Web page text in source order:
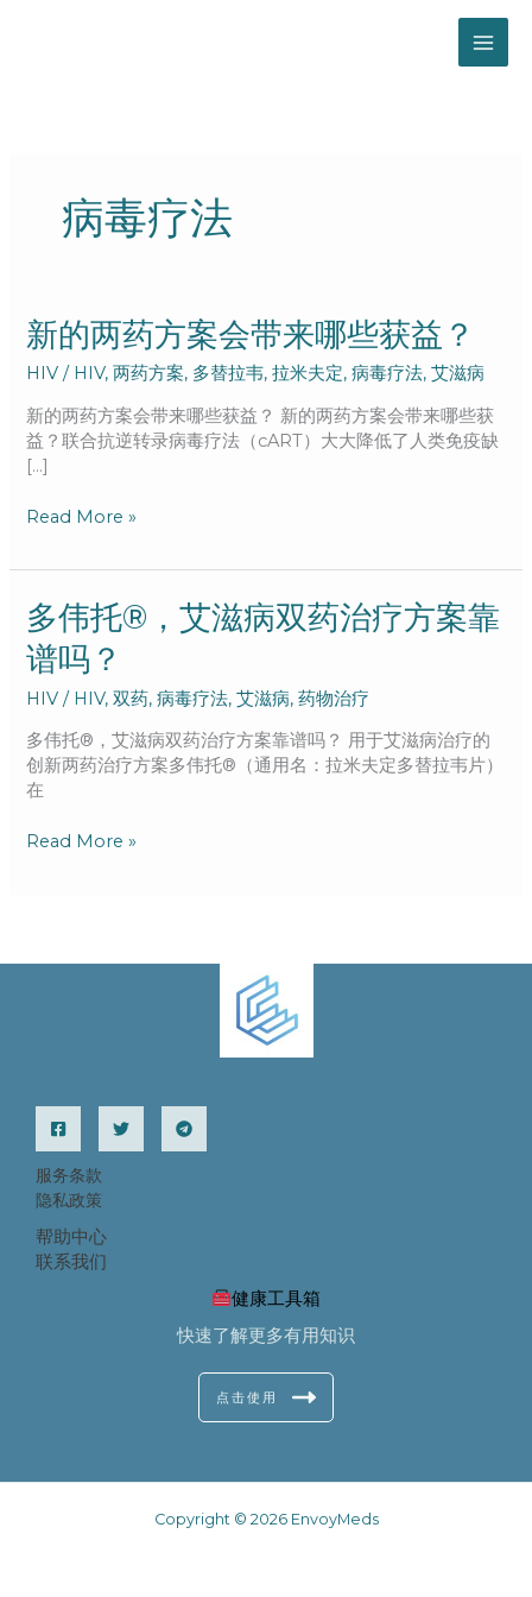
病毒疗法
新的两药方案会带来哪些获益？
HIV / HIV,两药方案, 多替拉韦,拉米夫定,病毒疗法,艾滋病
新的两药方案会带来哪些获益？ 新的两药方案会带来哪些获
益？联合抗逆转录病毒疗法（cART）大大降低了人类免疫缺
[…]
新
的
两
方
案
会
来
些
获
益？
Read More »
多伟托®，艾滋病双药治疗方案靠
谱吗？
HIV / HIV,双药,病毒疗法,艾滋病,药物治疗
多伟托®，艾滋病双药治疗方案靠谱吗？ 用于艾滋病治疗的
创新两药治疗方案多伟托®（通用名：拉米夫定多替拉韦片）
在
多
伟
托
®，
艾
滋
病
双
治
Read More »
服务条款
隐私政策
帮助中心
联系我们
健康工具箱
快速了解更多有用知识
点击使用
Copyright © 2026 EnvoyMeds